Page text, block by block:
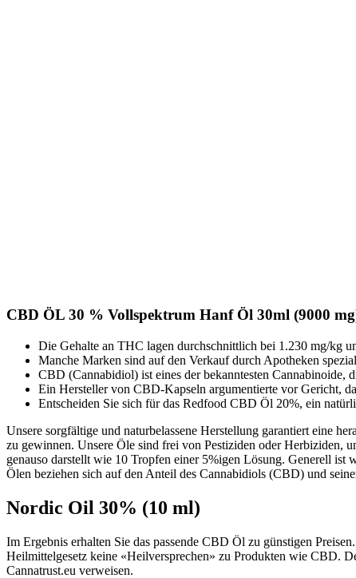
CBD ÖL 30 % Vollspektrum Hanf Öl 30ml (9000
Die Gehalte an THC lagen durchschnittlich bei 1.230 mg/kg
Manche Marken sind auf den Verkauf durch Apotheken
CBD (Cannabidiol) ist eines der bekanntesten Cannabinoide,
Ein Hersteller von CBD-Kapseln argumentierte vor Gericht,
Entscheiden Sie sich für das Redfood CBD Öl 20%, ein
Unsere sorgfältige und naturbelassene Herstellung garantiert eine
zu gewinnen. Unsere Öle sind frei von Pestiziden oder Herbiziden,
genauso darstellt wie 10 Tropfen einer 5%igen Lösung. Generell
Ölen beziehen sich auf den Anteil des Cannabidiols (CBD) und
Nordic Oil 30% (10 ml)
Im Ergebnis erhalten Sie das passende CBD Öl zu günstigen
Heilmittelgesetz keine «Heilversprechen» zu Produkten wie CBD.
Cannatrust.eu verweisen.